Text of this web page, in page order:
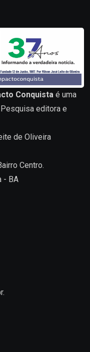
Conquista é uma
editora e
de Oliveira
Centro.
- BA
.